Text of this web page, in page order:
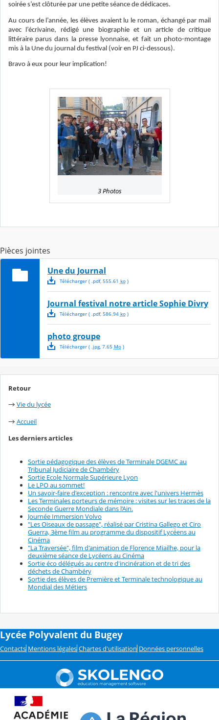
soirée s’est clôturée par une petite séance de dédicaces.
Au cours de l’année, les élèves avaient lu le roman, échangé par mail
avec l’écrivaine, rédigé une biographie et un article de critique
littéraire parus dans la presse lyonnaise, et fait un photo-montage
mis à la Une du journal du festival (voir en PJ ci-dessous).
Bravo à eux pour leur implication!
3 Photos
Pièces jointes
Une du Journal
Télécharger( .pdf, 555.61 ko)
Journal festival notre article Sophie Divry
Télécharger( .pdf, 586.94 ko)
photo groupe
Télécharger( .jpg, 7.65 Mo)
Retour
→ Vie du lycée
→ Accueil
Les derniers articles
Sortie pédagogique des élèves de Terminale DGEMC au
Tribunal Judiciaire de Chambéry
Sortie Ecole Normale Supérieure Lyon
Le LPO au sommet!
Un savoir-faire d'exception : rencontre avec l'univers Hermès
Les Terminales porteurs de mémoire : visites sur les traces de la
Seconde Guerre Mondiale dans l’Ain.
Journée Immersion Volvo
"Les Oiseaux de passage", réalisé par Cristina Gallego et Ciro
Guerra, 3ème film au programme du dispositif Lycéens au
Cinéma
"La Traversée", film d'animation de Florence Miailhe, pour la
deuxième séance de Lycéens au Cinéma
Sortie éco délégués au centre d'incinération et de tri des
déchets de Chambéry
Sortie des élèves de Première et Terminale technologique au
Mondial des Métiers
Lycée Polyvalent du Bugey
Contacts Mentions légales Chartes d'utilisation Données personnelles